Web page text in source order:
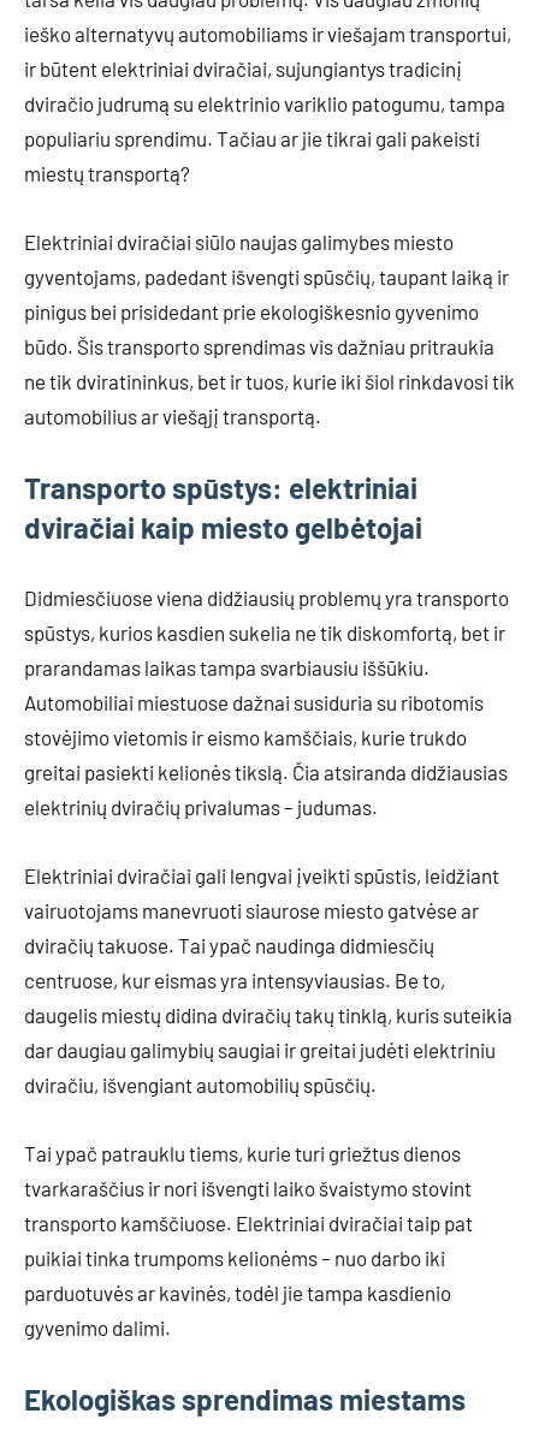
ieško alternatyvų automobiliams ir viešajam transportui,
ir būtent elektriniai dviračiai, sujungiantys tradicinį
dviračio judrumą su elektrinio variklio patogumu, tampa
populiariu sprendimu. Tačiau ar jie tikrai gali pakeisti
miestų transportą?
Elektriniai dviračiai siūlo naujas galimybes miesto
gyventojams, padedant išvengti spūsčių, taupant laiką ir
pinigus bei prisidedant prie ekologiškesnio gyvenimo
būdo. Šis transporto sprendimas vis dažniau pritraukia
ne tik dviratininkus, bet ir tuos, kurie iki šiol rinkdavosi tik
automobilius ar viešąjį transportą.
Transporto spūstys: elektriniai
dviračiai kaip miesto gelbėtojai
Didmiesčiuose viena didžiausių problemų yra transporto
spūstys, kurios kasdien sukelia ne tik diskomfortą, bet ir
prarandamas laikas tampa svarbiausiu iššūkiu.
Automobiliai miestuose dažnai susiduria su ribotomis
stovėjimo vietomis ir eismo kamščiais, kurie trukdo
greitai pasiekti kelionės tikslą. Čia atsiranda didžiausias
elektrinių dviračių privalumas – judumas.
Elektriniai dviračiai gali lengvai įveikti spūstis, leidžiant
vairuotojams manevruoti siaurose miesto gatvėse ar
dviračių takuose. Tai ypač naudinga didmiesčių
centruose, kur eismas yra intensyviausias. Be to,
daugelis miestų didina dviračių takų tinklą, kuris suteikia
dar daugiau galimybių saugiai ir greitai judėti elektriniu
dviračiu, išvengiant automobilių spūsčių.
Tai ypač patrauklu tiems, kurie turi griežtus dienos
tvarkaraščius ir nori išvengti laiko švaistymo stovint
transporto kamščiuose. Elektriniai dviračiai taip pat
puikiai tinka trumpoms kelionėms – nuo darbo iki
parduotuvės ar kavinės, todėl jie tampa kasdienio
gyvenimo dalimi.
Ekologiškas sprendimas miestams